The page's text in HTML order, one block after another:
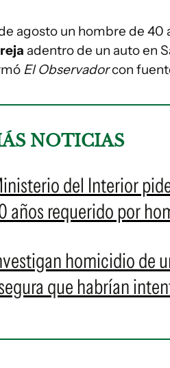
agosto un hombre de 40
adentro de un auto en
El Observadorcon
NOTICIAS
del Interior
años requerido por
homicidio de
que habrían